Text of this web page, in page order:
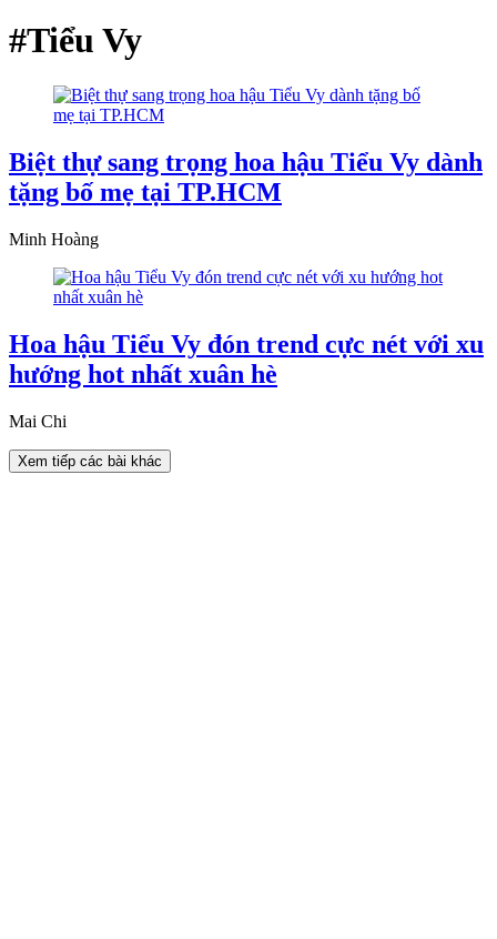
#Tiểu Vy
Biệt thự sang trọng hoa hậu Tiểu Vy dành
tặng bố mẹ tại TP.HCM
Minh Hoàng
Hoa hậu Tiểu Vy đón trend cực nét với xu
hướng hot nhất xuân hè
Mai Chi
Xem tiếp các bài khác